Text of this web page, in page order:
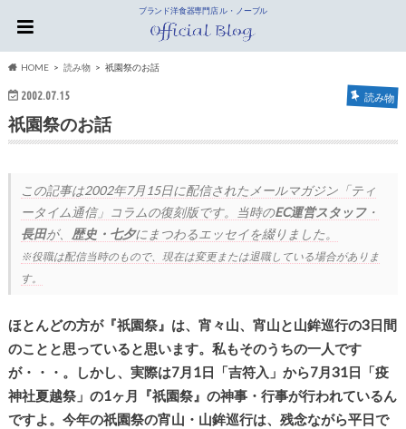
ブランド洋食器専門店 ル・ノーブル
HOME 読み物 祇園祭のお話
2002.07.15 読み物
祇園祭のお話
この記事は2002年7月15日に配信されたメールマガジン「ティ
ータイム通信」コラムの復刻版です。当時のEC運営スタッフ・
長田が、 歴史・七夕にまつわるエッセイを綴りました。
※役職は配信当時のもので、現在は変更または退職している場合がありま
す。
ほとんどの方が『祇園祭』は、宵々山、宵山と山鉾巡行の3日間
のことと思っていると思います。私もそのうちの一人です
が・・・。しかし、実際は7月1日「吉符入」から7月31日「疫
神社夏越祭」の1ヶ月『祇園祭』の神事・行事が行われているん
ですよ。今年の祇園祭の宵山・山鉾巡行は、残念ながら平日で